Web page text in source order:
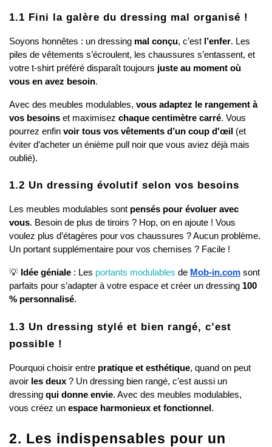
1.1 Fini la galère du dressing mal organisé !
Soyons honnêtes : un dressing mal conçu, c’est l’enfer. Les
piles de vêtements s’écroulent, les chaussures s’entassent, et
votre t-shirt préféré disparaît toujours juste au moment où
vous en avez besoin.
Avec des meubles modulables, vous adaptez le rangement à
vos besoins et maximisez chaque centimètre carré. Vous
pourrez enfin voir tous vos vêtements d’un coup d'œil (et
éviter d’acheter un énième pull noir que vous aviez déjà mais
oublié).
1.2 Un dressing évolutif selon vos besoins
Les meubles modulables sont pensés pour évoluer avec
vous. Besoin de plus de tiroirs ? Hop, on en ajoute ! Vous
voulez plus d’étagères pour vos chaussures ? Aucun problème.
Un portant supplémentaire pour vos chemises ? Facile !
💡 Idée géniale : Les portants modulables de Mob-in.com sont
parfaits pour s’adapter à votre espace et créer un dressing 100
% personnalisé.
1.3 Un dressing stylé et bien rangé, c’est
possible !
Pourquoi choisir entre pratique et esthétique, quand on peut
avoir les deux ? Un dressing bien rangé, c’est aussi un
dressing qui donne envie. Avec des meubles modulables,
vous créez un espace harmonieux et fonctionnel .
2. Les indispensables pour un